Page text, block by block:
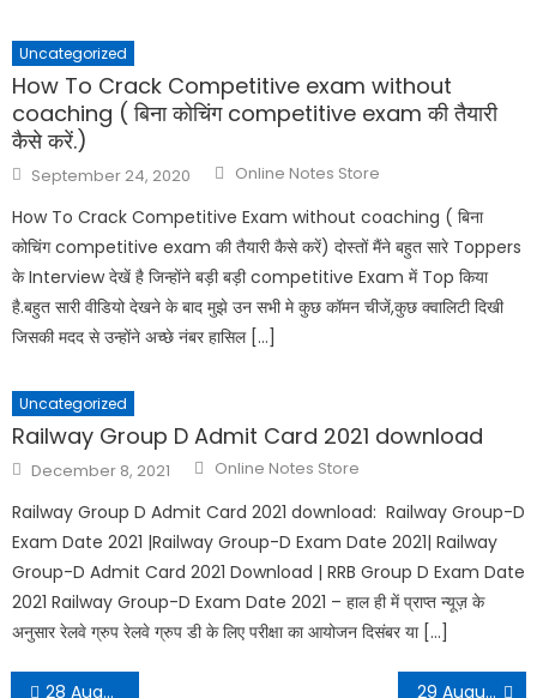
Uncategorized
How To Crack Competitive exam without
coaching ( बिना कोचिंग competitive exam की तैयारी
कैसे करें.)
September 24, 2020 Online Notes Store
How To Crack Competitive Exam without coaching ( बिना
कोचिंग competitive exam की तैयारी कैसे करें) दोस्तों मैंने बहुत सारे Toppers
के Interview देखें है जिन्होंने बड़ी बड़ी competitive Exam में Top किया
है.बहुत सारी वीडियो देखने के बाद मुझे उन सभी मे कुछ कॉमन चीजें,कुछ क्वालिटी दिखी
जिसकी मदद से उन्होंने अच्छे नंबर हासिल […]
Uncategorized
Railway Group D Admit Card 2021 download
December 8, 2021 Online Notes Store
Railway Group D Admit Card 2021 download: Railway Group-D
Exam Date 2021 |Railway Group-D Exam Date 2021| Railway
Group-D Admit Card 2021 Download | RRB Group D Exam Date
2021 Railway Group-D Exam Date 2021 – हाल ही में प्राप्त न्यूज़ के
अनुसार रेलवे ग्रुप रेलवे ग्रुप डी के लिए परीक्षा का आयोजन दिसंबर या […]
28 August 2022 Daily Current Affairs in Hindi PDF 29 August 2022 Daily Current Affairs in Hindi PDF